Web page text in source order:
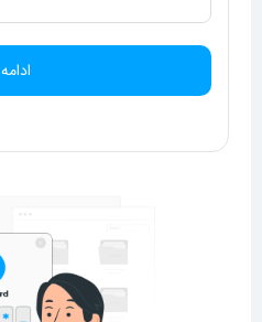
ادامه